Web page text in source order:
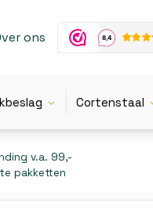
ons
Cortenstaal
v.a. 99,-
pakketten